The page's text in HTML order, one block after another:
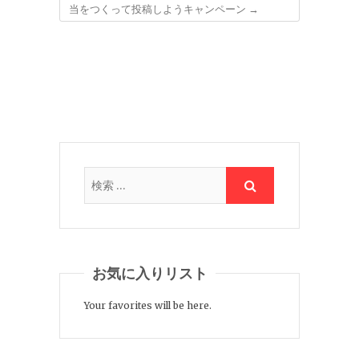
当をつくって投稿しようキャンペーン →
お気に入りリスト
Your favorites will be here.